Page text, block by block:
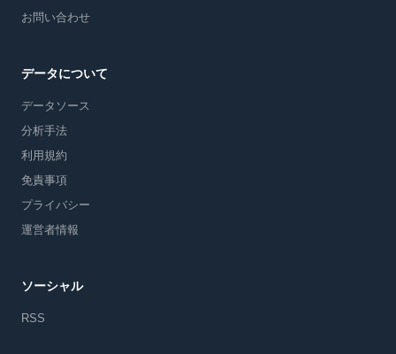
お問い合わせ
データについて
データソース
分析手法
利用規約
免責事項
プライバシー
運営者情報
ソーシャル
RSS